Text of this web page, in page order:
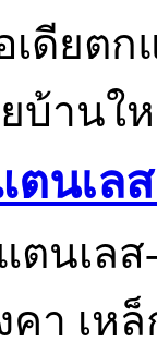
เดียต
บ้านใ
ตนเล
ตนเล
คา เห